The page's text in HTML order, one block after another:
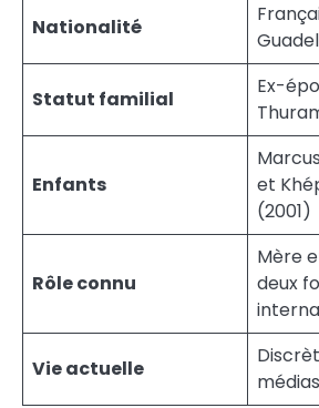
Nationalité
Statut familial
Ex-
Enfants
et
(2001)
Rôle connu
Mère
deux
Vie actuelle
médias